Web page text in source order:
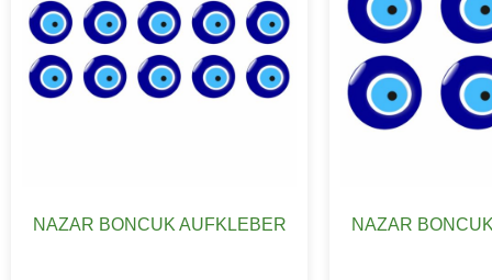
NAZAR BONCUK AUFKLEBER NAZAR